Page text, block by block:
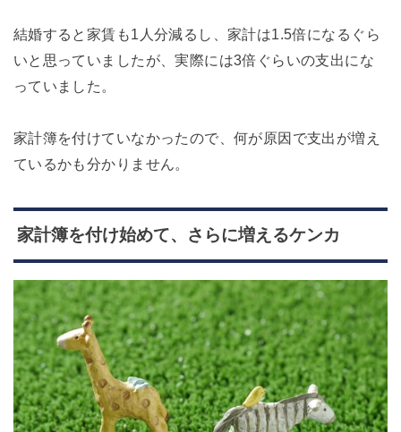
結婚すると家賃も1人分減るし、家計は1.5倍になるぐら
いと思っていましたが、実際には3倍ぐらいの支出にな
っていました。
家計簿を付けていなかったので、何が原因で支出が増え
ているかも分かりません。
家計簿を付け始めて、さらに増えるケンカ